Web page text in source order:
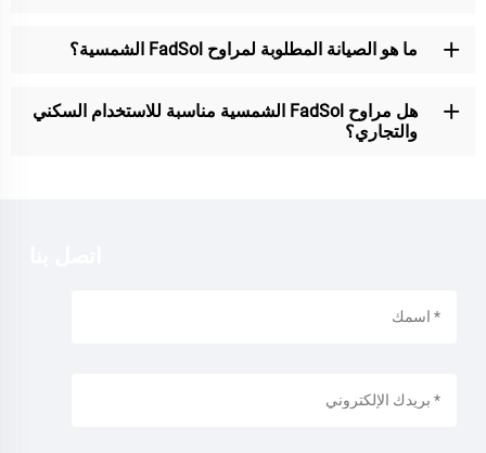
ما هو الصيانة المطلوبة لمراوح FadSol الشمسية؟
هل مراوح FadSol الشمسية مناسبة للاستخدام السكني
والتجاري؟